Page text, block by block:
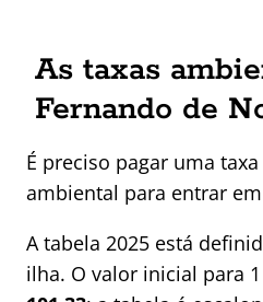
As taxas
Fernando de
É preciso pagar uma
ambiental para entrar
A tabela 2025 está
ilha. O valor inicial para